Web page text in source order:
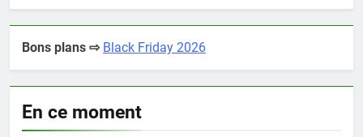
Bons plans ⇨ Black Friday 2026
En ce moment